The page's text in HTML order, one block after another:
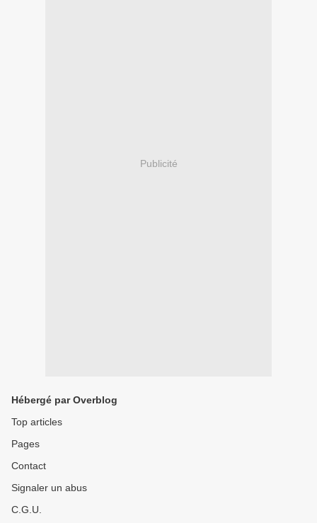
Publicité
Hébergé par Overblog
Top articles
Pages
Contact
Signaler un abus
C.G.U.